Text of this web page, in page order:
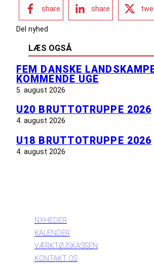
share share
Del nyhed
LÆS OGSÅ
FEM DANSKE
KOMMENDE UGE
5. august 2026
U20 BRUTTOTRUPPE 2026
4. august 2026
U18 BRUTTOTRUPPE 2026
4. august 2026
NYHEDER
KALENDER
VÆRKTØJSKASSEN
KONTAKT OS